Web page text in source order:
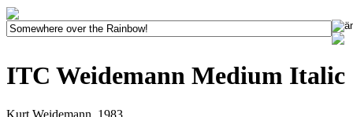
ITC Weidemann Medium Italic
Kurt Weidemann, 1983